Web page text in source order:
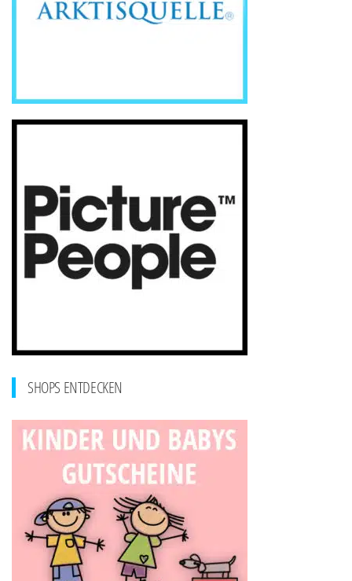
SHOPS ENTDECKEN